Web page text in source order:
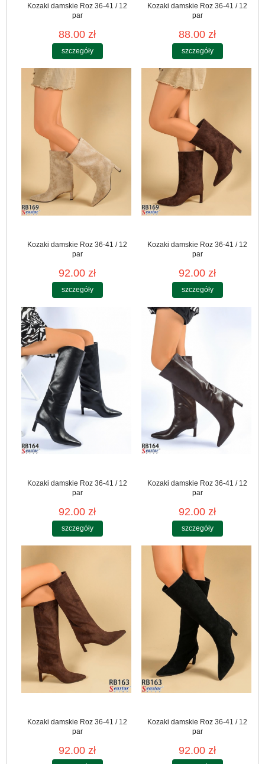
Kozaki damskie Roz 36-41 / 12
par
88.00 zł
szczegóły
Kozaki damskie Roz 36-41 / 12
par
88.00 zł
szczegóły
Kozaki damskie Roz 36-41 / 12
par
92.00 zł
szczegóły
Kozaki damskie Roz 36-41 / 12
par
92.00 zł
szczegóły
Kozaki damskie Roz 36-41 / 12
par
92.00 zł
szczegóły
Kozaki damskie Roz 36-41 / 12
par
92.00 zł
szczegóły
Kozaki damskie Roz 36-41 / 12
par
92.00 zł
Kozaki damskie Roz 36-41 / 12
par
92.00 zł